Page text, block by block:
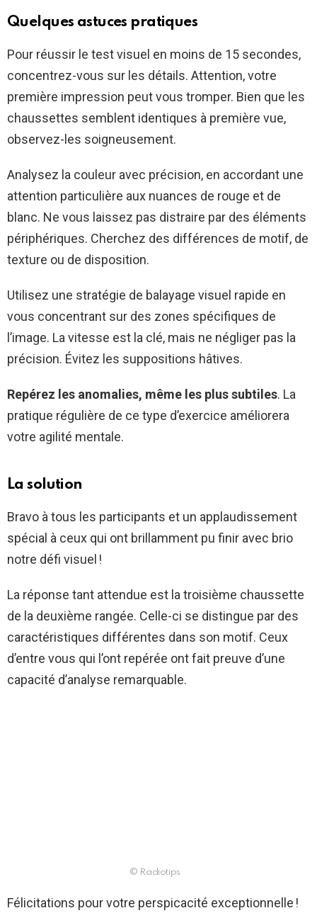
Quelques astuces pratiques
Pour réussir le test visuel en moins de 15 secondes,
concentrez-vous sur les détails. Attention, votre
première impression peut vous tromper. Bien que les
chaussettes semblent identiques à première vue,
observez-les soigneusement.
Analysez la couleur avec précision, en accordant une
attention particulière aux nuances de rouge et de
blanc. Ne vous laissez pas distraire par des éléments
périphériques. Cherchez des différences de motif, de
texture ou de disposition.
Utilisez une stratégie de balayage visuel rapide en
vous concentrant sur des zones spécifiques de
l’image. La vitesse est la clé, mais ne négliger pas la
précision. Évitez les suppositions hâtives.
Repérez les anomalies, même les plus subtiles. La
pratique régulière de ce type d’exercice améliorera
votre agilité mentale.
La solution
Bravo à tous les participants et un applaudissement
spécial à ceux qui ont brillamment pu finir avec brio
notre défi visuel !
La réponse tant attendue est la troisième chaussette
de la deuxième rangée. Celle-ci se distingue par des
caractéristiques différentes dans son motif. Ceux
d’entre vous qui l’ont repérée ont fait preuve d’une
capacité d’analyse remarquable.
© Radiotips
Félicitations pour votre perspicacité exceptionnelle !